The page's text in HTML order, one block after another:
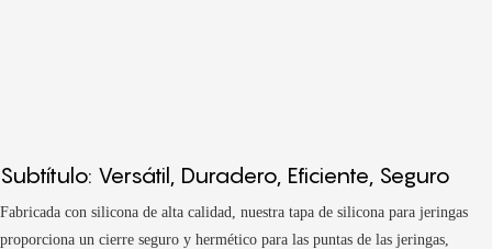
Subtítulo: Versátil, Duradero, Eficiente, Seguro
Fabricada con silicona de alta calidad, nuestra tapa de silicona para jeringas
proporciona un cierre seguro y hermético para las puntas de las jeringas,